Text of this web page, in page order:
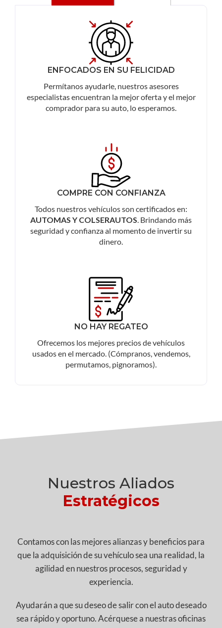
ENFOCADOS EN SU FELICIDAD
Permítanos ayudarle, nuestros asesores
especialistas encuentran la mejor oferta y el mejor
comprador para su auto, lo esperamos.
COMPRE CON CONFIANZA
Todos nuestros vehículos son certificados en:
AUTOMAS Y COLSERAUTOS. Brindando más
seguridad y confianza al momento de invertir su
dinero.
NO HAY REGATEO
Ofrecemos los mejores precios de vehículos
usados en el mercado. (Cómpranos, vendemos,
permutamos, pignoramos).
Nuestros Aliados
Estratégicos
Contamos con las mejores alianzas y beneficios para
que la adquisición de su vehículo sea una realidad, la
agilidad en nuestros procesos, seguridad y
experiencia.
Ayudarán a que su deseo de salir con el auto deseado
sea rápido y oportuno. Acérquese a nuestras oficinas